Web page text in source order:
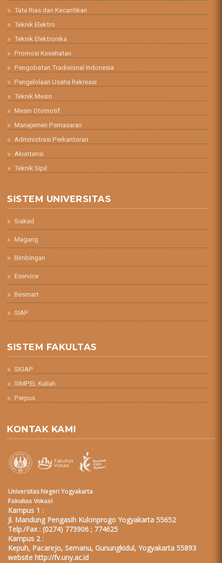
Tata Rias dan Kecantikan
Teknik Elektro
Teknik Elektronika
Promosi Kesehatan
Pengobatan Tradisional Indonesia
Pengelolaan Usaha Rekreasi
Teknik Mesin
Mesin Otomotif
Manajemen Pemasaran
Administrasi Perkantoran
Akuntansi
Teknik Sipil
SISTEM UNIVERSITAS
Siakad
Magang
Bimbingan
Eservice
Besmart
SIAP
SISTEM FAKULTAS
SIGAP
SIMPEL Kuliah
Perpus
KONTAK KAMI
Universitas Negeri Yogyakarta
Fakultas Vokasi
Kampus 1 :
Jl. Mandung Pengasih Kulonprogo Yogyakarta 55652
Telp./Fax : (0274) 773906 ; 774625
Kampus 2 :
Kepuh, Pacarejo, Semanu, Gunungkidul, Yogyakarta 55893
website http://fv.uny.ac.id